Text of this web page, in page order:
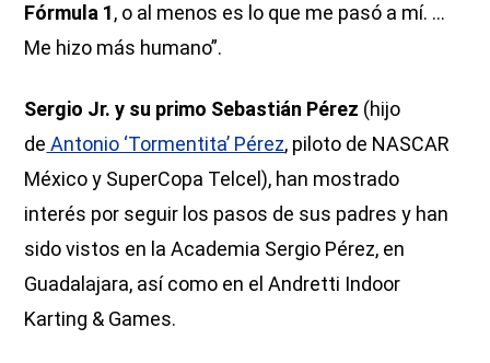
Fórmula 1, o al menos es lo que me pasó a mí. ...
Me hizo más humano”.
Sergio Jr. y su primo Sebastián Pérez (hijo
de Antonio ‘Tormentita’ Pérez, piloto de NASCAR
México y SuperCopa Telcel), han mostrado
interés por seguir los pasos de sus padres y han
sido vistos en la Academia Sergio Pérez, en
Guadalajara, así como en el Andretti Indoor
Karting & Games.